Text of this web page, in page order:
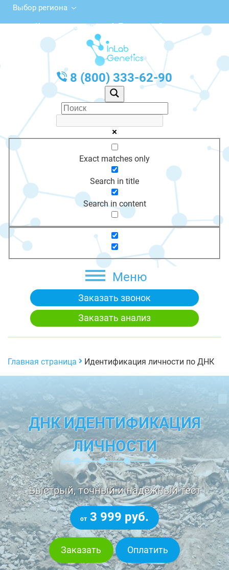
Выбор региона
Комсомольская ул., 6, Пионерский
с 10:00 до 20:00
График работы: Пн-Пт с 10:00 до 20:00
8 (800) 333-62-90
Exact matches only
Search in title
Search in content
Меню
Заказать звонок
Заказать анализ
Главная страница Идентификация личности по ДНК
ДНК ИДЕНТИФИКАЦИЯ
ЛИЧНОСТИ
Быстрый, точный и надежный тест
от 3 999 руб.
Заказать Оплатить